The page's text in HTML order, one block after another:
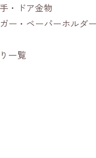
・ドア金物
ー・ペーパーホルダー
一覧